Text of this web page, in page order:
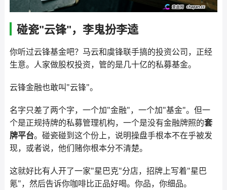
碰瓷"云锋"，李鬼扮李逵
你听过云锋基金吧？马云和虞锋联手搞的投资公司，正经
生意。人家做股权投资，管的是几十亿的私募基金。
云锋金融也敢叫"云锋"。
名字只差了两个字，一个加"金融"，一个加"基金"。但一
个是正规持牌的私募管理机构，一个是没有金融牌照的套
牌平台。碰瓷碰到这个份上，说明操盘手根本不在乎被发
现，或者说，他们赌你根本分不清楚。
这就好比有人开了一家"星巴克"分店，招牌上写着"星巴
氪"，然后告诉你咖啡比正品好喝。你品，你细品。